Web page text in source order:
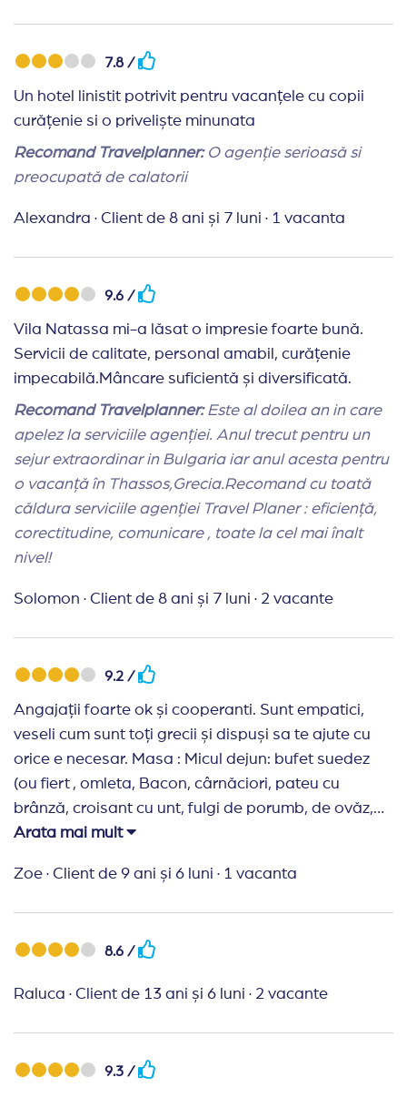
7.8 /
Un hotel linistit potrivit pentru vacanțele cu copii
curățenie si o priveliște minunata
Recomand Travelplanner:O agenție serioasă si
preocupată de calatorii
Alexandra · Client de 8 ani și 7 luni · 1 vacanta
9.6 /
Vila Natassa mi-a lăsat o impresie foarte bună.
Servicii de calitate, personal amabil, curățenie
impecabilă.Mâncare suficientă și diversificată.
Recomand Travelplanner:Este al doilea an in care
apelez la serviciile agenției. Anul trecut pentru un
sejur extraordinar in Bulgaria iar anul acesta pentru
o vacanță în Thassos,Grecia.Recomand cu toată
căldura serviciile agenției Travel Planer : eficiență,
corectitudine, comunicare , toate la cel mai înalt
nivel!
Solomon · Client de 8 ani și 7 luni · 2 vacante
9.2 /
Angajații foarte ok și cooperanti. Sunt empatici,
veseli cum sunt toți grecii și dispuși sa te ajute cu
orice e necesar. Masa : Micul dejun: bufet suedez
(ou fiert , omleta, Bacon, cârnăciori, pateu cu
brânză, croisant cu unt, fulgi de porumb, de ovăz,
iaurt, croisant cu unt, cașcaval, brânză, roșie, 2
zi. Băuturi : suc rosu și galben, apa, cafea și lapte.
mică). Apa sau orice altceva la cina era contra cost
bine îngrijită cu o panorama frumoasa asupra
mării. Locul de joaca : un leagăn de bebe mare (nu
balansoar și un tobogan (nu l recomand - avea
Arata mai mult
Zoe · Client de 9 ani și 6 luni · 1 vacanta
8.6 /
Raluca · Client de 13 ani și 6 luni · 2 vacante
9.3 /